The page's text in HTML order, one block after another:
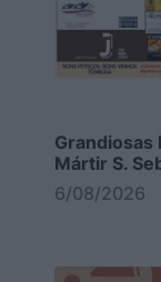
Grandiosas
Mártir S.
6/08/2026